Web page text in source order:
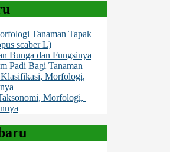
Tanaman Tapak
scaber L)
Bunga dan Fungsinya
Padi Bagi Tanaman
Morfologi,
Morfologi,